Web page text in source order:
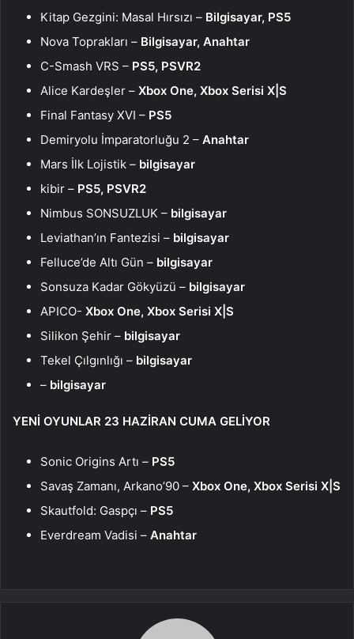
Kitap Gezgini: Masal Hırsızı – Bilgisayar, PS5
Nova Toprakları – Bilgisayar, Anahtar
C-Smash VRS – PS5, PSVR2
Alice Kardeşler – Xbox One, Xbox Serisi X|S
Final Fantasy XVI – PS5
Demiryolu İmparatorluğu 2 – Anahtar
Mars İlk Lojistik – bilgisayar
kibir – PS5, PSVR2
Nimbus SONSUZLUK – bilgisayar
Leviathan’ın Fantezisi – bilgisayar
Felluce’de Altı Gün – bilgisayar
Sonsuza Kadar Gökyüzü – bilgisayar
APICO- Xbox One, Xbox Serisi X|S
Silikon Şehir – bilgisayar
Tekel Çılgınlığı – bilgisayar
– bilgisayar
YENİ OYUNLAR 23 HAZİRAN CUMA GELİYOR
Sonic Origins Artı – PS5
Savaş Zamanı, Arkano’90 – Xbox One, Xbox Serisi X|S
Skautfold: Gaspçı – PS5
Everdream Vadisi – Anahtar